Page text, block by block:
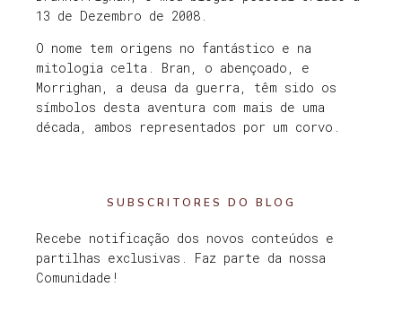
13 de Dezembro de 2008.
O nome tem origens no fantástico e na
mitologia celta. Bran, o abençoado, e
Morrighan, a deusa da guerra, têm sido os
símbolos desta aventura com mais de uma
década, ambos representados por um corvo.
SUBSCRITORES DO BLOG
Recebe notificação dos novos conteúdos e
partilhas exclusivas. Faz parte da nossa
Comunidade!